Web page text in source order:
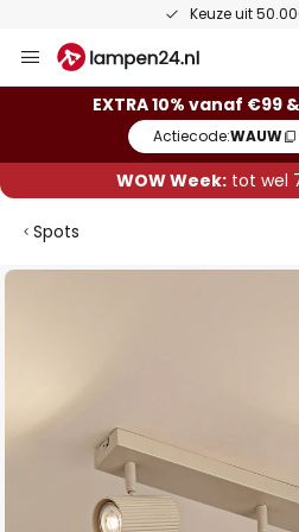
50
naar
EXTRA 10% vanaf €99
Actiecode:WAUW
WOW Week:tot wel
Spots
Ga
de
afbeeldingen-